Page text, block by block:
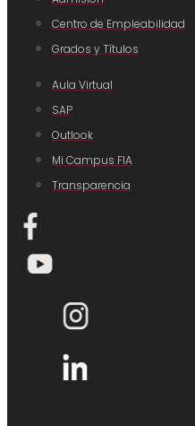
Centro de Empleabilidad
Grados y Títulos
Aula Virtual
SAP
Outlook
Mi Campus FIA
Transparencia